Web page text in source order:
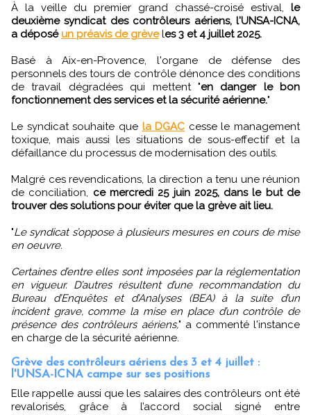
À la veille du premier grand chassé-croisé estival, le
deuxième syndicat des contrôleurs aériens, l'UNSA-ICNA,
a déposé un préavis de grèveles 3 et 4 juillet 2025.
Basé à Aix-en-Provence, l'organe de défense des
personnels des tours de contrôle dénonce des conditions
de travail dégradées qui mettent "en danger le bon
fonctionnement des services et la sécurité aérienne."
Le syndicat souhaite que la DGAC cesse le management
toxique, mais aussi les situations de sous-effectif et la
défaillance du processus de modernisation des outils.
Malgré ces revendications, la direction a tenu une réunion
de conciliation, ce mercredi 25 juin 2025, dans le but de
trouver des solutions pour éviter que la grève ait lieu.
"Le syndicat s’oppose à plusieurs mesures en cours de mise
en oeuvre.
Certaines d’entre elles sont imposées par la réglementation
en vigueur. D’autres résultent d’une recommandation du
Bureau d’Enquêtes et d’Analyses (BEA) à la suite d’un
incident grave, comme la mise en place d’un contrôle de
présence des contrôleurs aériens," a commenté l'instance
en charge de la sécurité aérienne.
Grève des contrôleurs aériens des 3 et 4 juillet :
l'UNSA-ICNA campe sur ses positions
Elle rappelle aussi que les salaires des contrôleurs ont été
revalorisés, grâce à l’accord social signé entre